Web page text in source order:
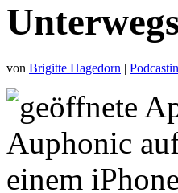
von Brigitte Hagedorn |